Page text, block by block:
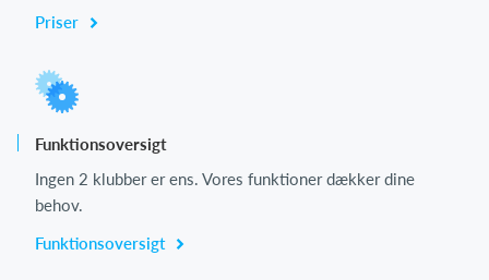
Priser
Funktionsoversigt
Ingen 2 klubber er ens. Vores funktioner dækker dine
behov.
Funktionsoversigt